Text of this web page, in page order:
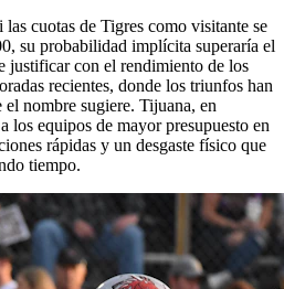
cuotas de Tigres como visitante se
su probabilidad implícita superaría el
justificar con el rendimiento de los
recientes, donde los triunfos han
el nombre sugiere. Tijuana, en
los equipos de mayor presupuesto en
rápidas y un desgaste físico que
tiempo.